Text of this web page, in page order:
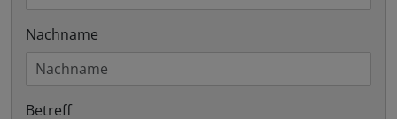
Nachname
Betreff